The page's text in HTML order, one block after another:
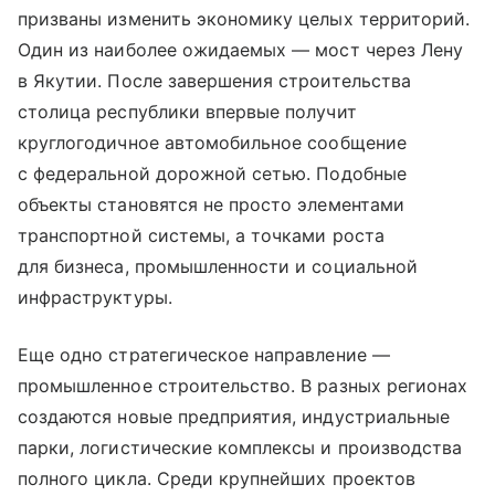
призваны изменить экономику целых территорий.
Один из наиболее ожидаемых — мост через Лену
в Якутии. После завершения строительства
столица республики впервые получит
круглогодичное автомобильное сообщение
с федеральной дорожной сетью. Подобные
объекты становятся не просто элементами
транспортной системы, а точками роста
для бизнеса, промышленности и социальной
инфраструктуры.
Еще одно стратегическое направление —
промышленное строительство. В разных регионах
создаются новые предприятия, индустриальные
парки, логистические комплексы и производства
полного цикла. Среди крупнейших проектов